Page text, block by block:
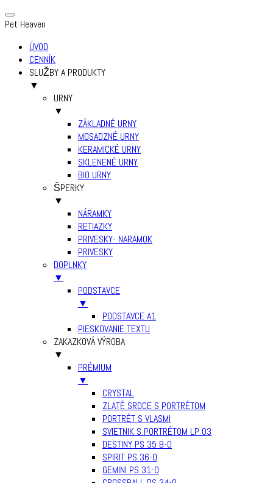
Pet Heaven
ÚVOD
CENNÍK
SLUŽBY A PRODUKTY
▼
URNY
▼
ZÁKLADNÉ URNY
MOSADZNÉ URNY
KERAMICKÉ URNY
SKLENENÉ URNY
BIO URNY
ŠPERKY
▼
NÁRAMKY
RETIAZKY
PRIVESKY- NARAMOK
PRIVESKY
DOPLNKY
▼
PODSTAVCE
▼
PODSTAVCE A1
PIESKOVANIE TEXTU
ZAKAZKOVÁ VÝROBA
▼
PRÉMIUM
▼
CRYSTAL
ZLATÉ SRDCE S PORTRÉTOM
PORTRÉT S VLASMI
SVIETNIK S PORTRÉTOM LP 03
DESTINY PS 35 B-0
SPIRIT PS 36-0
GEMINI PS 31-0